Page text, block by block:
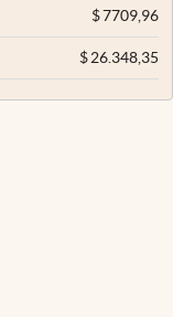
$7709,96
$26.348,35